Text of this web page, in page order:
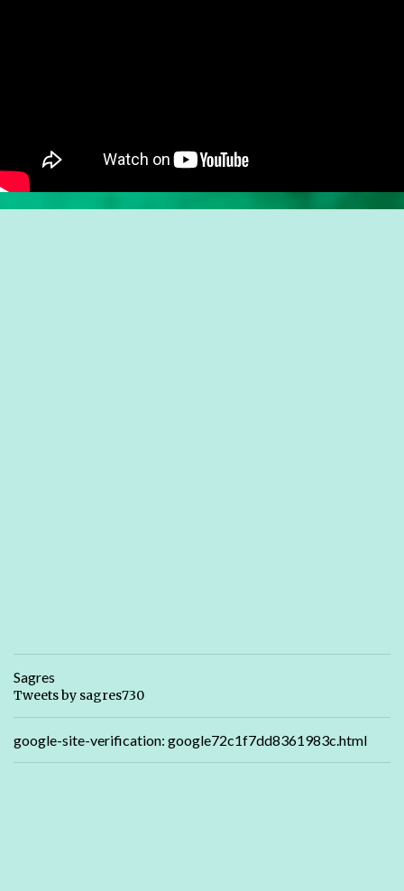
Sagres
Tweets by sagres730
google-site-verification: google72c1f7dd8361983c.html